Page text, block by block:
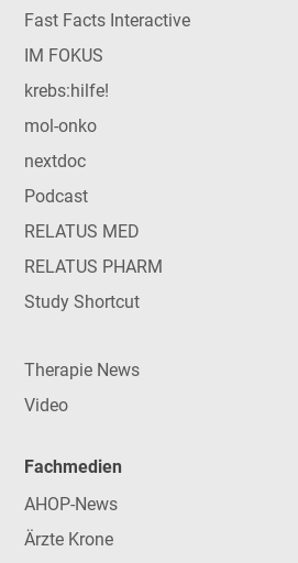
Fast Facts Interactive
IM FOKUS
krebs:hilfe!
mol-onko
nextdoc
Podcast
RELATUS MED
RELATUS PHARM
Study Shortcut
Therapie News
Video
Fachmedien
AHOP-News
Ärzte Krone